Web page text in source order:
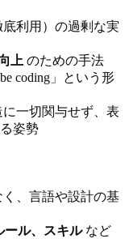
底利用）の過剰な実
上 のための手法
coding」という形
一切関与せず、表
姿勢
、言語や設計の基
ール、スキルなど